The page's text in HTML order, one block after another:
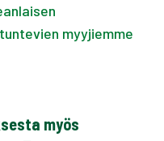
myyjiemme
myös